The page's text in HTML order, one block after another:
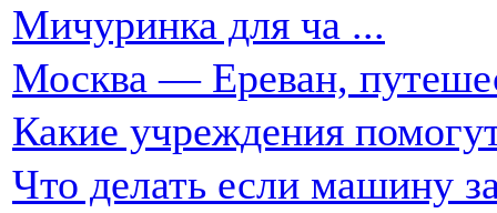
Мичуринка для ча ...
Москва — Ереван,
Какие учреждения
Что делать если машину